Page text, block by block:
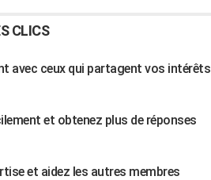
CLICS
avec ceux qui partagent vos intérêts
et obtenez plus de réponses
et aidez les autres membres